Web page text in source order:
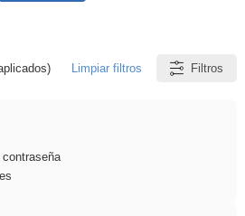
Limpiar filtros Filtros